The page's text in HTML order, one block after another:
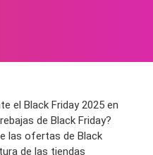
el Black Friday 2025 en
de Black Friday?
las ofertas de Black
de las tiendas